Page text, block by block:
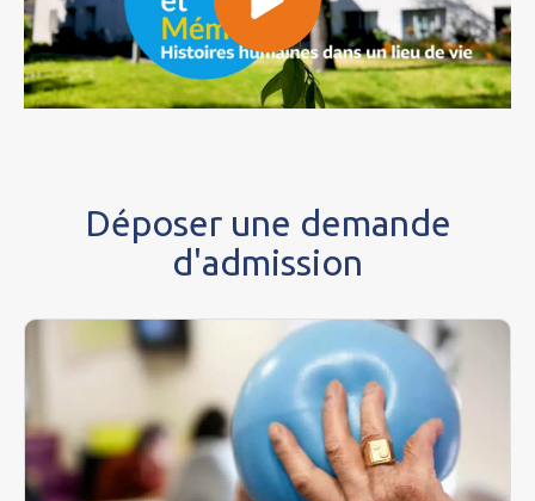
Déposer une demande
d'admission